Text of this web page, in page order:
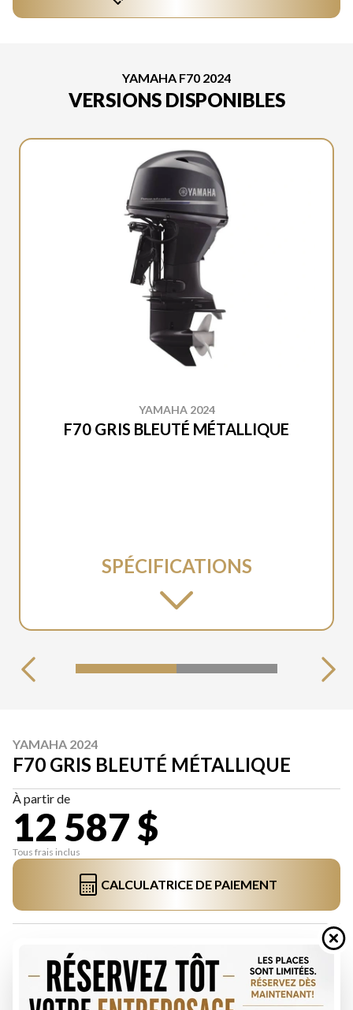
YAMAHA F70 2024
VERSIONS DISPONIBLES
YAMAHA 2024
F70 GRIS BLEUTÉ MÉTALLIQUE
SPÉCIFICATIONS
YAMAHA 2024
F70 GRIS BLEUTÉ MÉTALLIQUE
À partir de
12 587 $
Tous frais inclus
CALCULATRICE DE PAIEMENT